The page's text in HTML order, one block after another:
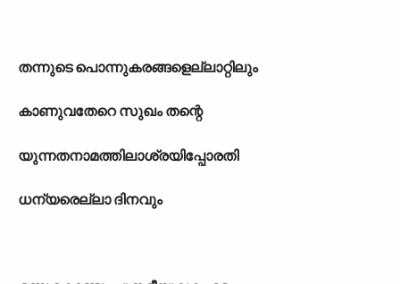
തന്നുടെ പൊന്നുകരങ്ങളെല്ലാറ്റിലും
കാണുവതേറെ സുഖം തന്റെ
യുന്നതനാമത്തിലാശ്രയിപ്പോരതി
ധന്യരെല്ലാ ദിനവും